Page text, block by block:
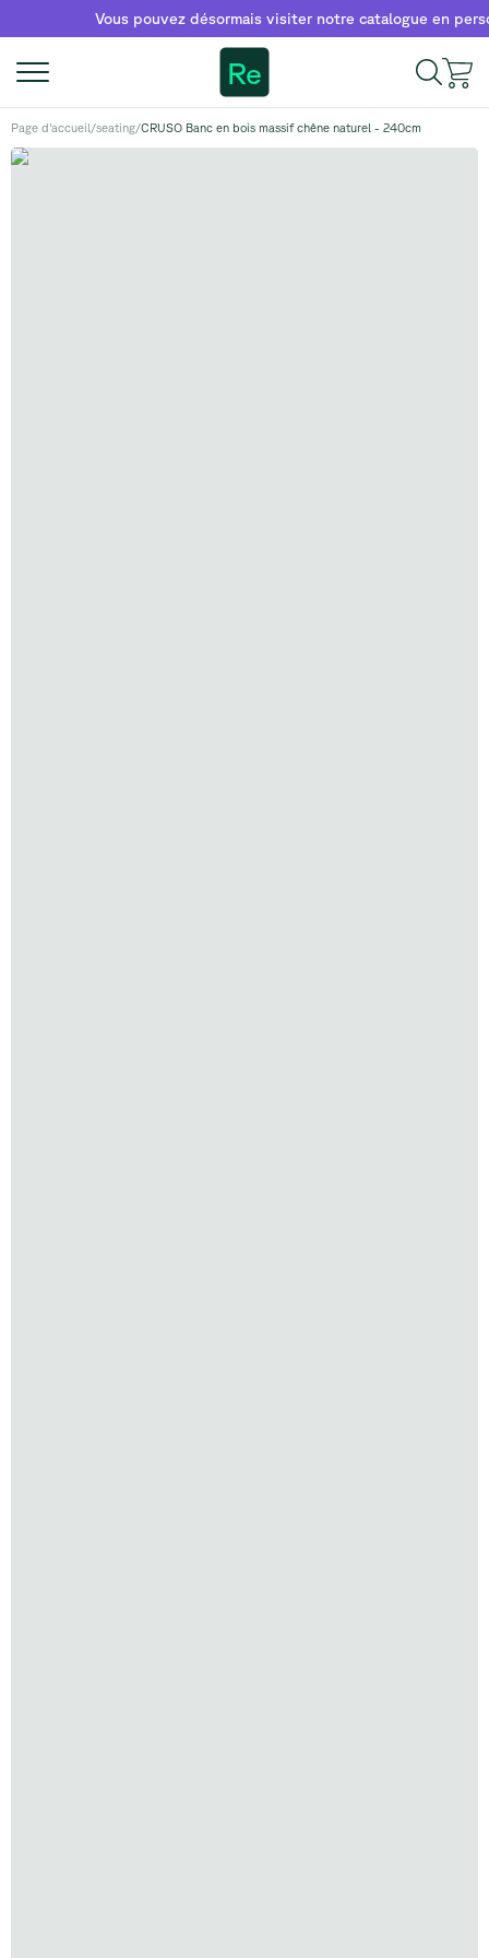
Vous pouvez désormais visiter notre catalogue en
Re
Page d'accueil/seating/CRUSO Banc en bois massif chêne naturel - 240cm